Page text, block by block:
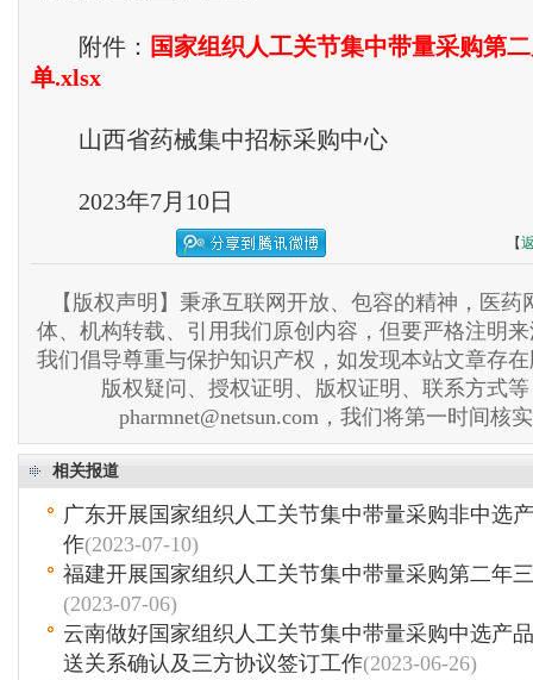
附件： 国家组织人工关节集中带量采购第
单.xlsx
山西省药械集中招标采购中心
2023年7月10日
【
【版权声明】秉承互联网开放、包容的精神，医药
体、机构转载、引用我们原创内容，但要严格注明
我们倡导尊重与保护知识产权，如发现本站文章存
版权疑问、授权证明、版权证明、联系方式
pharmnet@netsun.com，我们将第一时间核
相关报道
广东开展国家组织人工关节集中带量采购非中选
作(2023-07-10)
福建开展国家组织人工关节集中带量采购第二年
(2023-07-06)
云南做好国家组织人工关节集中带量采购中选产
送关系确认及三方协议签订工作(2023-06-26)